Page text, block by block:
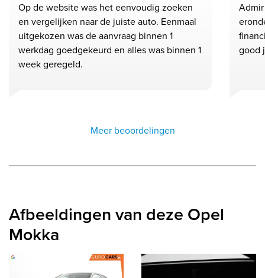
Op de website was het eenvoudig zoeken
en vergelijken naar de juiste auto. Eenmaal
uitgekozen was de aanvraag binnen 1
werkdag goedgekeurd en alles was binnen 1
week geregeld.
good
Meer beoordelingen
Afbeeldingen van deze Opel
Mokka